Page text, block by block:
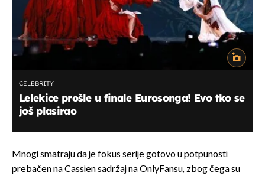
CELEBRITY
Lelekice prošle u finale Eurosonga! Evo tko se
još plasirao
Mnogi smatraju da je fokus serije gotovo u potpunosti
prebačen na Cassien sadržaj na OnlyFansu, zbog čega su